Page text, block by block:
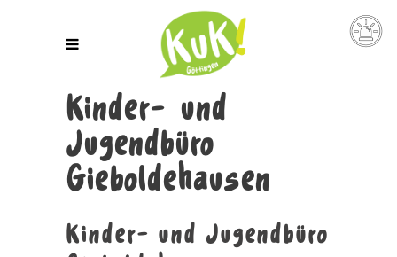
Kinder- und
Jugendbüro
Gieboldehausen
Kinder- und Jugendbüro